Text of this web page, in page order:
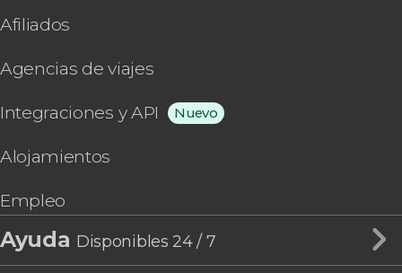
Afiliados
Agencias de viajes
Integraciones y API Nuevo
Alojamientos
Empleo
Ayuda Disponibles 24 / 7